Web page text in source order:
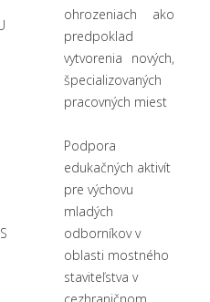
ohrozeniach ako
predpoklad
vytvorenia nových,
špecializovaných
pracovných miest
Podpora
edukačných aktivít
pre výchovu
mladých
odborníkov v
oblasti mostného
staviteľstva v